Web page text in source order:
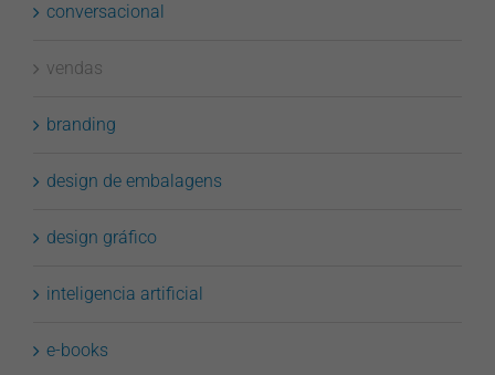
conversacional
vendas
branding
design de embalagens
design gráfico
inteligencia artificial
e-books